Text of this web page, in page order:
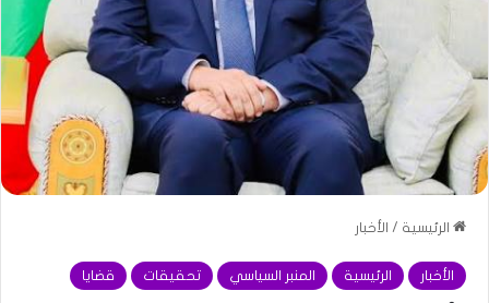
الرئيسية / الأخبار
الأخبار الرئيسية المنبر السياسي تحقيقات قضايا